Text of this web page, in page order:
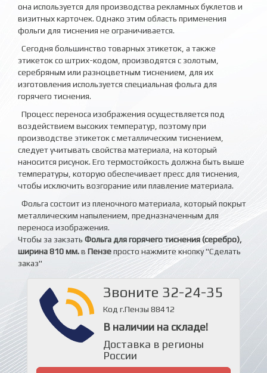
она используется для производства рекламных буклетов и
визитных карточек. Однако этим область применения
фольги для тиснения не ограничивается.
Сегодня большинство товарных этикеток, а также
этикеток со штрих-кодом, производятся с золотым,
серебряным или разноцветным тиснением, для их
изготовления используется специальная фольга для
горячего тиснения.
Процесс переноса изображения осуществляется под
воздействием высоких температур, поэтому при
производстве этикеток с металлическим тиснением,
следует учитывать свойства материала, на который
наносится рисунок. Его термостойкость должна быть выше
температуры, которую обеспечивает пресс для тиснения,
чтобы исключить возгорание или плавление материала.
Фольга состоит из пленочного материала, который покрыт
металлическим напылением, предназначенным для
переноса изображения.
Чтобы за закзать Фольга для горячего тиснения (серебро),
ширина 810 мм.в Пензепросто нажмите кнопку "Сделать
заказ"
Звоните 32-24-35
Код г.Пензы 88412
В наличии на складе!
Доставка в регионы
России